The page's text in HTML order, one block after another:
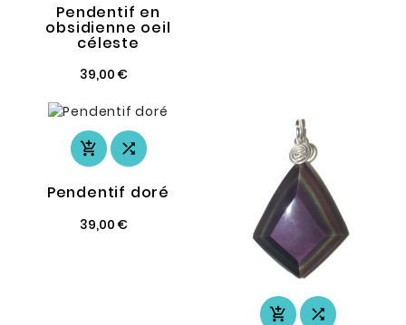
Pendentif en
obsidienne oeil
céleste
39,00 €
 
Pendentif doré
39,00 €
 